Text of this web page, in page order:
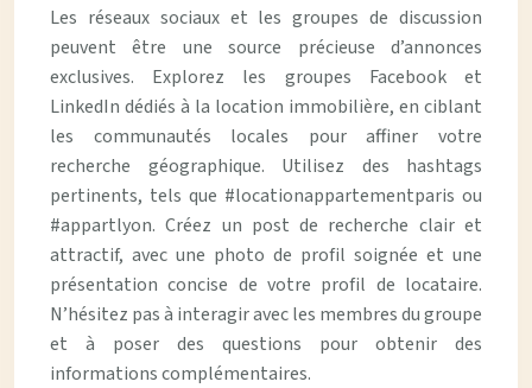
Les réseaux sociaux et les groupes de discussion
peuvent être une source précieuse d’annonces
exclusives. Explorez les groupes Facebook et
LinkedIn dédiés à la location immobilière, en ciblant
les communautés locales pour affiner votre
recherche géographique. Utilisez des hashtags
pertinents, tels que #locationappartementparis ou
#appartlyon. Créez un post de recherche clair et
attractif, avec une photo de profil soignée et une
présentation concise de votre profil de locataire.
N’hésitez pas à interagir avec les membres du groupe
et à poser des questions pour obtenir des
informations complémentaires.